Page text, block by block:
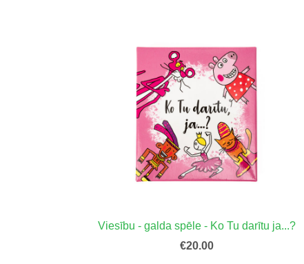
Viesību - galda spēle - Ko Tu darītu ja...?
€20.00